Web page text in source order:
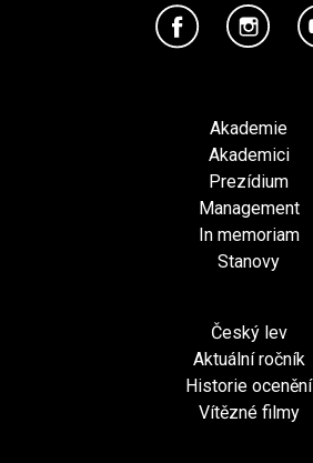
Akademie
Akademici
Prezídium
Management
In memoriam
Stanovy
Český lev
Aktuální ročník
Historie ocenění
Vítězné filmy